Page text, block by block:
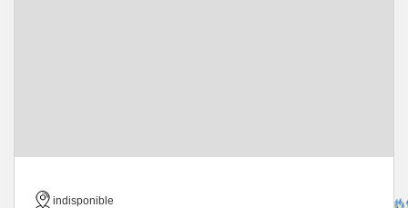
indisponible